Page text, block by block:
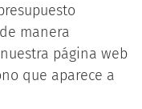
manera
página web
que aparece a